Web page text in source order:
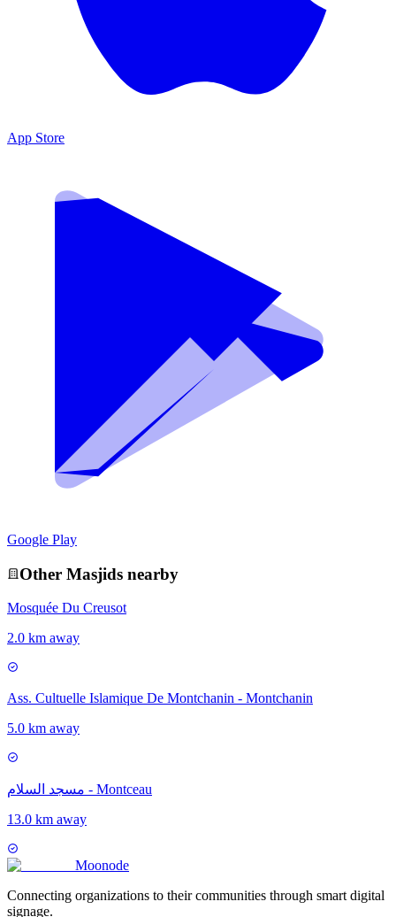
App Store
Google Play
Other Masjids nearby
Mosquée Du Creusot
2.0 km away
Ass. Cultuelle Islamique De Montchanin - Montchanin
5.0 km away
مسجد السلام - Montceau
13.0 km away
Moonode
Connecting organizations to their communities through smart digital
signage.